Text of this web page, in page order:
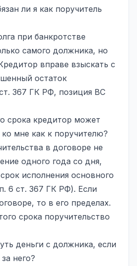
ли я как поручитель
при банкротстве
самого должника, но
вправе взыскать с
остаток
367 ГК РФ, позиция ВС
срока кредитор может
мне как к поручителю?
в договоре не
одного года со дня,
исполнения основного
6 ст. 367 ГК РФ). Если
то в его пределах.
срока поручительство
деньги с должника, если
него?